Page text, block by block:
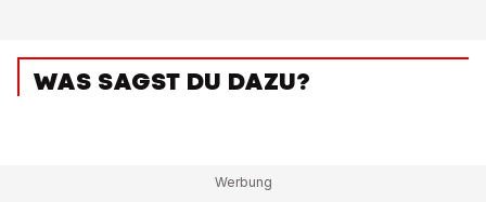
WAS SAGST DU DAZU?